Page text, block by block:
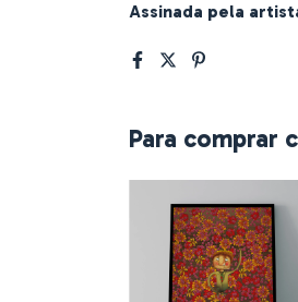
Assinada pela
Para comprar